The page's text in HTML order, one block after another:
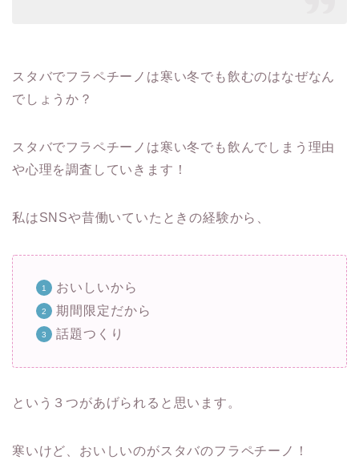
スタバでフラペチーノは寒い冬でも飲むのはなぜなん
でしょうか？
スタバでフラペチーノは寒い冬でも飲んでしまう理由
や心理を調査していきます！
私はSNSや昔働いていたときの経験から、
おいしいから
期間限定だから
話題つくり
という３つがあげられると思います。
寒いけど、おいしいのがスタバのフラペチーノ！